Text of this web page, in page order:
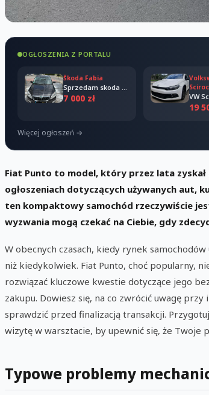
OGŁOSZENIA Z PORTALU
Škoda Fabia
Sprzedam skoda Fabia combi 2011
7 000 zł VW
19
Więcej ogłoszeń →
Fiat Punto to model, który przez lata
ogłoszeniach dotyczących używanych aut,
ten kompaktowy samochód rzeczywiście
wyzwania mogą czekać na Ciebie, gdy
W obecnych czasach, kiedy rynek
niż kiedykolwiek. Fiat Punto, choć popularny,
rozwiązać kluczowe kwestie dotyczące jego
zakupu. Dowiesz się, na co zwrócić uwagę
sprawdzić przed finalizacją transakcji.
wizytę w warsztacie, by upewnić się, że Twoje
Typowe problemy